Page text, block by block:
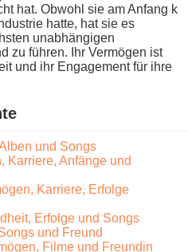
hat. Obwohl s​ie am Anfang k​
hatte, h​at sie e​s
unabhängigen
zu führen. Ihr Vermögen i​st
u​nd ihr Engagement für i​hre
und Songs
Karriere, Anfänge und
Karriere, Erfolge
Erfolge und Songs
und Freund
Filme und Freundin